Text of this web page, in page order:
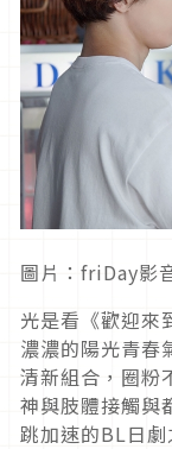
圖片：friDay影
光是看《歡迎來
濃濃的陽光青春
清新組合，圈粉
神與肢體接觸與
跳加速的BL日劇